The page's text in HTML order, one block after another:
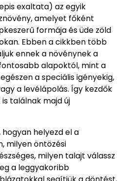
exaltata) az egyik
amelyet főként
formája és üde zöld
Ebben a cikkben több
ennek a növénynek a
alapoktól, mint a
a speciális igényekig,
a levélápolás. Így kezdők
találnak majd új
helyezd el a
milyen öntözési
milyen talajt válassz
a leggyakoribb